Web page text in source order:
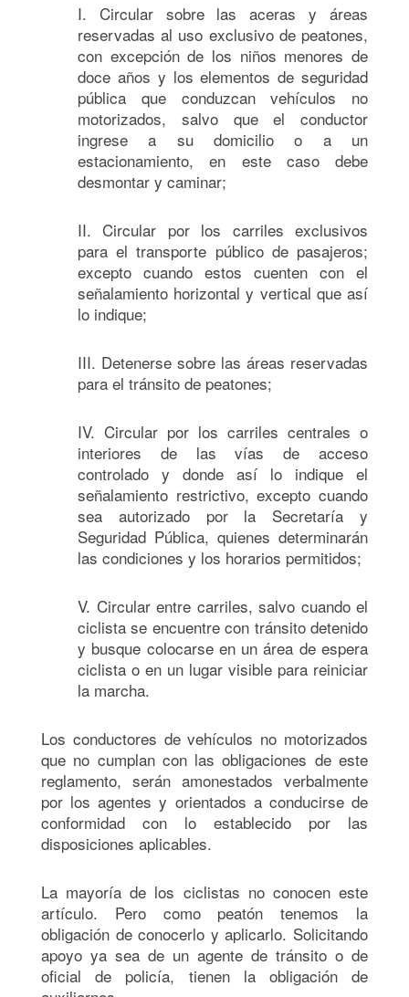
I. Circular sobre las aceras y áreas
reservadas al uso exclusivo de peatones,
con excepción de los niños menores de
doce años y los elementos de seguridad
pública que conduzcan vehículos no
motorizados, salvo que el conductor
ingrese a su domicilio o a un
estacionamiento, en este caso debe
desmontar y caminar;
II. Circular por los carriles exclusivos
para el transporte público de pasajeros;
excepto cuando estos cuenten con el
señalamiento horizontal y vertical que así
lo indique;
III. Detenerse sobre las áreas reservadas
para el tránsito de peatones;
IV. Circular por los carriles centrales o
interiores de las vías de acceso
controlado y donde así lo indique el
señalamiento restrictivo, excepto cuando
sea autorizado por la Secretaría y
Seguridad Pública, quienes determinarán
las condiciones y los horarios permitidos;
V. Circular entre carriles, salvo cuando el
ciclista se encuentre con tránsito detenido
y busque colocarse en un área de espera
ciclista o en un lugar visible para reiniciar
la marcha.
Los conductores de vehículos no motorizados
que no cumplan con las obligaciones de este
reglamento, serán amonestados verbalmente
por los agentes y orientados a conducirse de
conformidad con lo establecido por las
disposiciones aplicables.
La mayoría de los ciclistas no conocen este
artículo. Pero como peatón tenemos la
obligación de conocerlo y aplicarlo. Solicitando
apoyo ya sea de un agente de tránsito o de
oficial de policía, tienen la obligación de